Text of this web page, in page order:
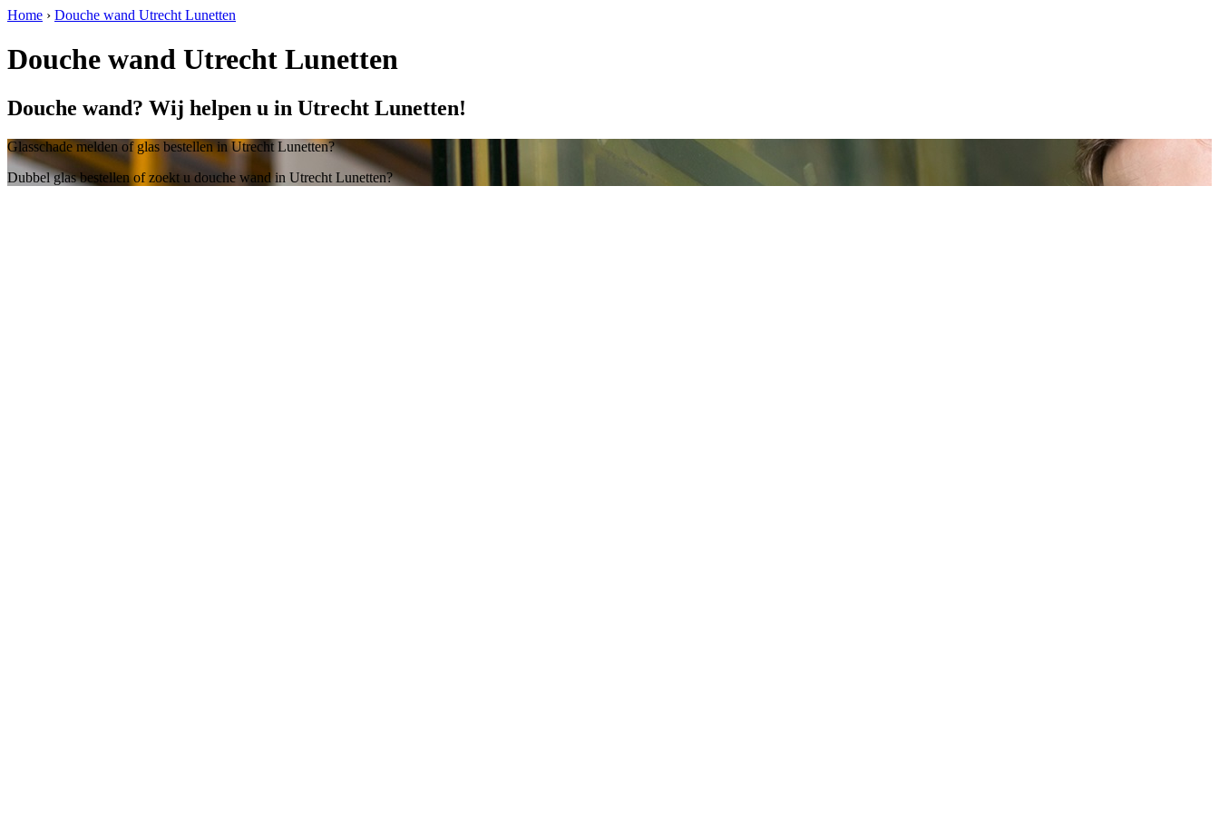
Home › Douche wand Utrecht Lunetten
Douche wand Utrecht Lunetten
Douche wand? Wij helpen u in Utrecht Lunetten!
Glasschade melden of glas bestellen in Utrecht Lunetten?
Dubbel glas bestellen of zoekt u douche wand in Utrecht Lunetten?